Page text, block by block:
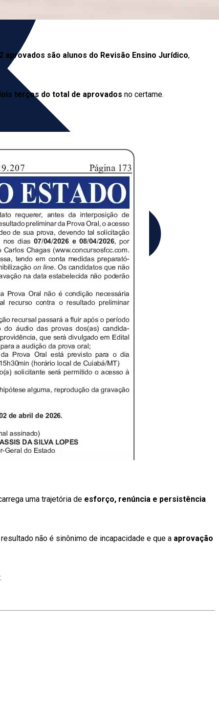
aprovados são alunos do Revisão Ensino Jurídico,
terços do total de aprovados no certame.
uma trajetória de esforço, renúncia e persistência
não é sinônimo de incapacidade e que a aprovação